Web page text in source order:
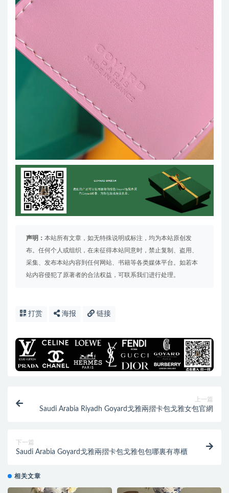
声明： 本站所有文章，如无特殊说明或标注，均为本站原创发
布。任何个人或组织，在未征得本站同意时，禁止复制、盗用、
采集、发布本站内容到任何网站、书籍等各类媒体平台。如若本
站内容侵犯了原著者的合法权益，可联系我们进行处理。
打赏 海报 链接
上一篇
Saudi Arabia Riyadh Goyard戈雅兩摺卡包戈雅女包官網
下一篇
Saudi Arabia Goyard戈雅兩摺卡包戈雅包包哪裏有專櫃
相关文章